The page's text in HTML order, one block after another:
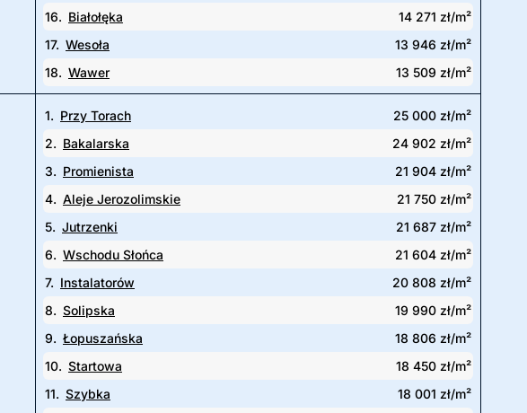
16. Białołęka
14 271 zł/m²
17. Wesoła
13 946 zł/m²
18. Wawer 13 509 zł/m²
1. Przy Torach
25 000 zł/m²
2. Bakalarska
24 902 zł/m²
3. Promienista
21 904 zł/m²
4. Aleje Jerozolimskie
21 750 zł/m²
5. Jutrzenki
21 687 zł/m²
6. Wschodu Słońca
21 604 zł/m²
7. Instalatorów
20 808 zł/m²
8. Solipska
19 990 zł/m²
9. Łopuszańska
18 806 zł/m²
10. Startowa
18 450 zł/m²
11. Szybka
18 001 zł/m²